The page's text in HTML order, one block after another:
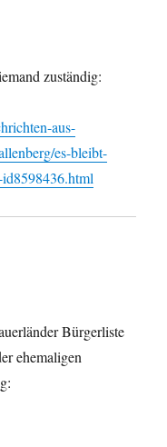
zuständig:
aus-
es-bleibt-
Bürgerliste
ehemaligen